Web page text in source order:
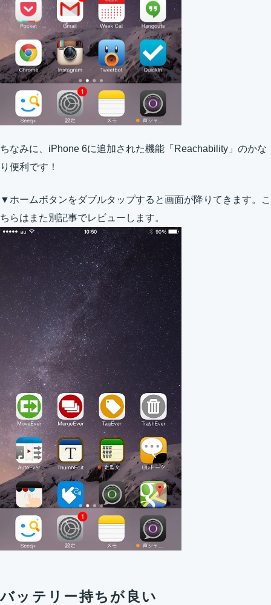
ちなみに、iPhone 6に追加された機能「Reachability」のかな
り便利です！
▼ホームボタンをダブルタップすると画面が降りてきます。こ
ちらはまた別記事でレビューします。
バッテリー持ちが良い